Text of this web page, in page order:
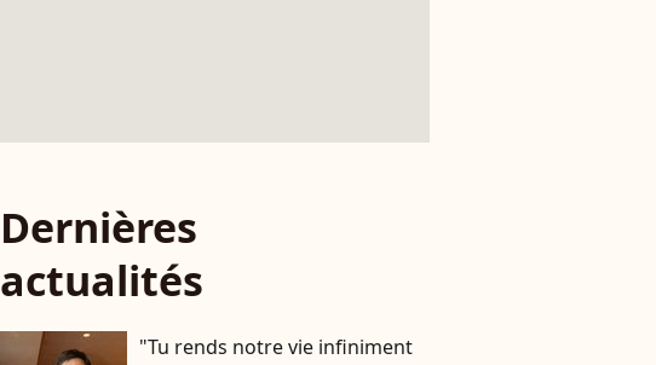
Dernières
actualités
"Tu rends notre vie infiniment